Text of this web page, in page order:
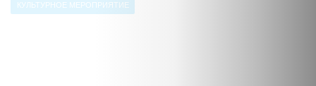
КУЛЬТУРНОЕ МЕРОПРИЯТИЕ